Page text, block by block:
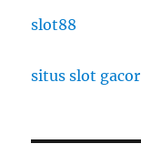
slot88
situs slot gacor